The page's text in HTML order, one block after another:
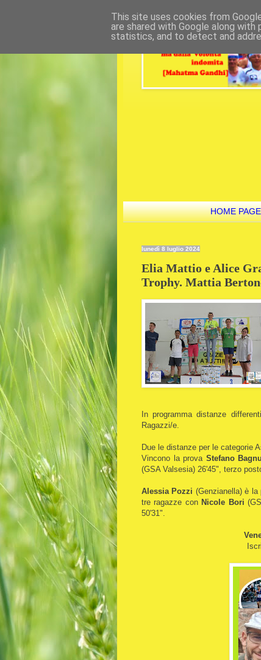
HOME PAGE
lunedì 8 luglio 2024
Elia Mattio e Alice
Trophy. Mattia
In programma distanze
Ragazzi/e.
Due le distanze per le categorie
Vincono la prova Stefano
(GSA Valsesia) 26'45", terzo
Alessia Pozzi (Genzianella) è
tre ragazze con Nicole Bori
50'31".
This site uses cookies from
are shared with Google along
statistics, and to detect and